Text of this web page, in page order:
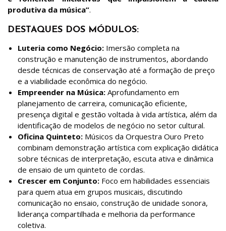
produtiva da música”.
DESTAQUES DOS MÓDULOS:
Luteria como Negócio: Imersão completa na
construção e manutenção de instrumentos, abordando
desde técnicas de conservação até a formação de preço
e a viabilidade econômica do negócio.
Empreender na Música: Aprofundamento em
planejamento de carreira, comunicação eficiente,
presença digital e gestão voltada à vida artística, além da
identificação de modelos de negócio no setor cultural.
Oficina Quinteto: Músicos da Orquestra Ouro Preto
combinam demonstração artística com explicação didática
sobre técnicas de interpretação, escuta ativa e dinâmica
de ensaio de um quinteto de cordas.
Crescer em Conjunto: Foco em habilidades essenciais
para quem atua em grupos musicais, discutindo
comunicação no ensaio, construção de unidade sonora,
liderança compartilhada e melhoria da performance
coletiva.